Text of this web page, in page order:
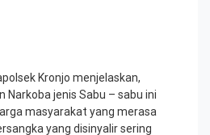
Kronjo menjelaskan,
Narkoba jenis Sabu – sabu ini
masyarakat yang merasa
yang disinyalir sering